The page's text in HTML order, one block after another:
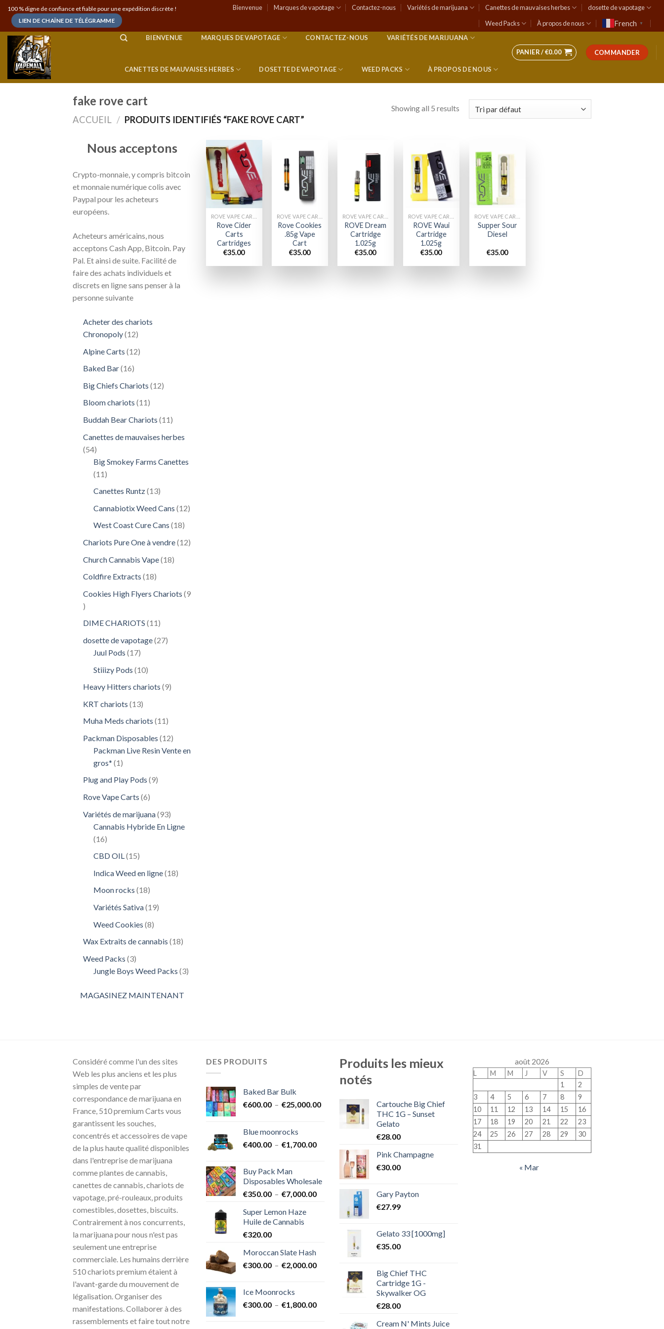
Skip
content
100 % digne de confiance et fiable pour une expédition discrète !
LIEN DE CHAÎNE DE TÉLÉGRAMME
Bienvenue Marques de vapotage Contactez-nous Variétés de marijuana Canettes de mauvaises herbes
dosette de vapotage
Weed Packs
À propos de nous French ▼
BIENVENUE MARQUES DE VAPOTAGE CONTACTEZ-NOUS VARIÉTÉS DE MARIJUANA
CANETTES DE MAUVAISES HERBES DOSETTE DE VAPOTAGE WEED PACKS À PROPOS DE NOUS
PANIER /€0.00 COMMANDER
fake rove cart
ACCUEIL / PRODUITS IDENTIFIÉS “FAKE ROVE CART”
Showing all 5 results
Nous acceptons
Crypto-monnaie, y compris bitcoin
et monnaie numérique colis avec
Paypal pour les acheteurs
européens.
Acheteurs américains, nous
acceptons Cash App, Bitcoin. Pay
Pal. Et ainsi de suite. Facilité de
faire des achats individuels et
discrets en ligne sans penser à la
personne suivante
Acheter des chariots
Chronopoly 1212
Alpine Carts 1212
Baked Bar 1616
Big Chiefs Chariots 1212
Bloom chariots 1111
Buddah Bear Chariots 1111
Canettes de mauvaises herbes
5454
produits
Big Smokey Farms Canettes
11 11
Canettes Runtz 1313
Cannabiotix Weed Cans 1212
West Coast Cure Cans 1818
Chariots Pure One à vendre 1212
Church Cannabis Vape 1818
Coldfire Extracts 1818
Cookies High Flyers Chariots 9
9
DIME CHARIOTS 1111
dosette de vapotage 2727
Juul Pods 1717
Stiiizy Pods 1010
Heavy Hitters chariots 99
KRT chariots 1313
Muha Meds chariots 1111
Packman Disposables 1212
produits
Packman Live Resin Vente en
gros* 11
Plug and Play Pods 99
Rove Vape Carts 66
Variétés de marijuana 9393
produits
Cannabis Hybride En Ligne
1616
CBD OIL 1515
Indica Weed en ligne 1818
Moon rocks 1818
Variétés Sativa 1919
Weed Cookies 88
Wax Extraits de cannabis 1818
Weed Packs 33
produits
Jungle Boys Weed Packs 33
MAGASINEZ MAINTENANT
Add to
wishlist
Rove Cider
Carts
Cartridges
€35.00
Add to
wishlist
Rove Cookies
.85g Vape
Cart
€35.00
Add to
wishlist
ROVE Dream
Cartridge
1.025g
€35.00
Add to
wishlist
ROVE Waui
Cartridge
1.025g
€35.00
Add to
wishlist
Supper Sour
Diesel
€35.00
Considéré comme l'un des sites
Web les plus anciens et les plus
simples de vente par
correspondance de marijuana en
France, 510 premium Carts vous
garantissent les souches,
concentrés et accessoires de vape
de la plus haute qualité disponibles
dans l'entreprise de marijuana
comme plantes de cannabis,
canettes de cannabis, chariots de
vapotage, pré-rouleaux, produits
comestibles, dosettes, biscuits.
Contrairement à nos concurrents,
la marijuana pour nous n'est pas
seulement une entreprise
commerciale. Les humains derrière
510 chariots premium étaient à
l'avant-garde du mouvement de
légalisation. Organiser des
manifestations. Collaborer à des
rassemblements et faire tout notre
DES PRODUITS
Baked Bar Bulk
€600.00 – €25,000.00Plage
€25,000.00
Blue moonrocks
€400.00 – €1,700.00Plage
€400.00
à
€1,700.00
Buy Pack Man
Disposables Wholesale
€350.00 – €7,000.00Plage
Super Lemon Haze
Huile de Cannabis
€320.00
Moroccan Slate Hash
€300.00 – €2,000.00Plage
à
Ice Moonrocks
€300.00 – €1,800.00Plage
Produits les mieux
notés
Cartouche Big Chief
THC 1G – Sunset
Gelato
€28.00
Pink Champagne
€30.00
Gary Payton
€27.99
Gelato 33 [1000mg]
€35.00
Big Chief THC
Cartridge 1G -
Skywalker OG
€28.00
Cream N' Mints Juice
août 2026
L M M J V S
D
1
2
3
4 5 6 7 8
9
10
11 12 13 14 15
16
17
18 19 20 21 22
23
24
25 26 27 28 29
30
31
« Mar